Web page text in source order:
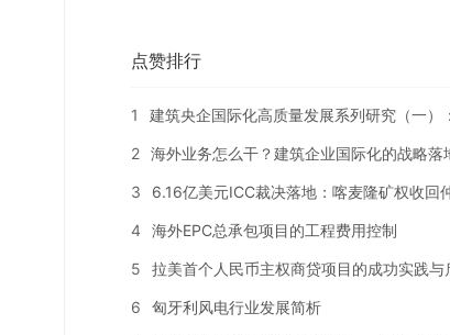
点赞排行
1 建筑央企国际化高质量发展系列研究（一）
2 海外业务怎么干？建筑企业国际化的战略落
3 6.16亿美元ICC裁决落地：喀麦隆矿权收回
4 海外EPC总承包项目的工程费用控制
5 拉美首个人民币主权商贷项目的成功实践与
6 匈牙利风电行业发展简析